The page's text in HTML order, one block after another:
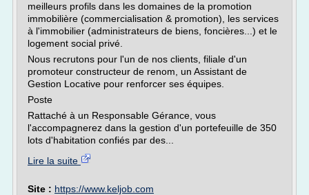
meilleurs profils dans les domaines de la promotion
immobilière (commercialisation & promotion), les services
à l'immobilier (administrateurs de biens, foncières...) et le
logement social privé.
Nous recrutons pour l'un de nos clients, filiale d'un
promoteur constructeur de renom, un Assistant de
Gestion Locative pour renforcer ses équipes.
Poste
Rattaché à un Responsable Gérance, vous
l'accompagnerez dans la gestion d'un portefeuille de 350
lots d'habitation confiés par des...
Lire la suite
Site : https://www.keljob.com